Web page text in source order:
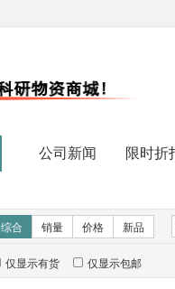
公司新闻 限时折
综合 销量 价格 新品
仅显示有货 仅显示包邮